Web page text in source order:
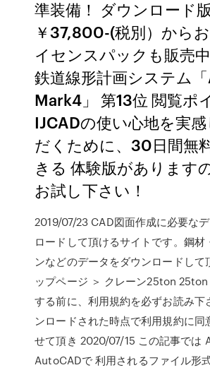
準装備！ ダウンロード
￥37,800-(税別）から
イセンスパックも販売中
鉄道線形計画システム
Mark4」 第13位 閲覧ポ
IJCADの使い心地を実
だくために、30日間無
きる 体験版があります
お試し下さい！
2019/07/23 CAD図面作成に必要な
ロードして頂けるサイトです。鋼材
ンなどのデータをダウンロードして
ップページ ＞ クレーン25ton 25ton
する前に、利用規約を必ずお読み下
ンロードされた時点で利用規約に同
せて頂き 2020/07/15 この記事では
AutoCADで 利用されるファイル形